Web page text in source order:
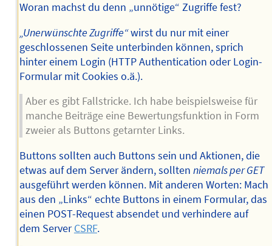
Woran machst du denn „unnötige“ Zugriffe fest?
„Unerwünschte Zugriffe“wirst du nur mit einer
geschlossenen Seite unterbinden können, sprich
hinter einem Login (HTTP Authentication oder Login-
Formular mit Cookies o.ä.).
Aber es gibt Fallstricke. Ich habe beispielsweise für
manche Beiträge eine Bewertungsfunktion in Form
zweier als Buttons getarnter Links.
Buttons sollten auch Buttons sein und Aktionen, die
etwas auf dem Server ändern, sollten niemals per GET
ausgeführt werden können. Mit anderen Worten: Mach
aus den „Links“ echte Buttons in einem Formular, das
einen POST-Request absendet und verhindere auf
dem ServerCSRF.